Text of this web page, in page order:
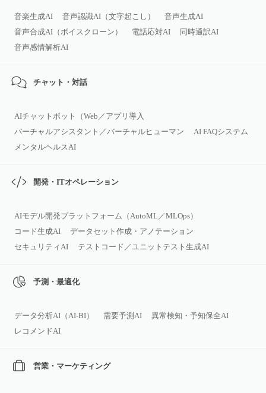
音楽生成AI 音声認識AI（文字起こし）
音声生成AI
音声合成AI（ボイスクローン）
電話応対AI
同時通訳AI
音声感情解析AI
チャット・対話
AIチャットボット（Web／アプリ導入
バーチャルアシスタント／バーチャルヒューマン
AI FAQシステム
メンタルヘルスAI
開発・ITオペレーション
AIモデル開発プラットフォーム（AutoML／MLOps）
コード生成AI
データセット作成・アノテーション
セキュリティAI
テストコード／ユニットテスト生成AI
予測・最適化
データ分析AI（AI‑BI） 需要予測AI
異常検知・予知保全AI
レコメンドAI
営業・マーケティング